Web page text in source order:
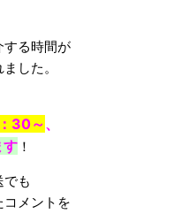
する時間が
した。
30～、
す ！
も
コメントを